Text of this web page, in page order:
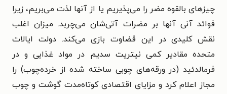
چیزهای بالقوه مضر را می‌پذیریم یا از آنها لذت می‌بریم، زیرا
فوائد آنی آنها بر مضرات آتی‌شان می‌چربد. میزان اغلب
نقش کلیدی در این قضاوت بازی می‌کند. دولت ایالات
متحده مقادیر کمی نیتریت سدیم در مواد غذایی و در
فرمالدئید (در ورقه‌های چوبی ساخته شده از خرده‌چوب) را
مجاز اعلام کرد و مزایای اقتصادی کوتاه‌مدت گوشت و چوب